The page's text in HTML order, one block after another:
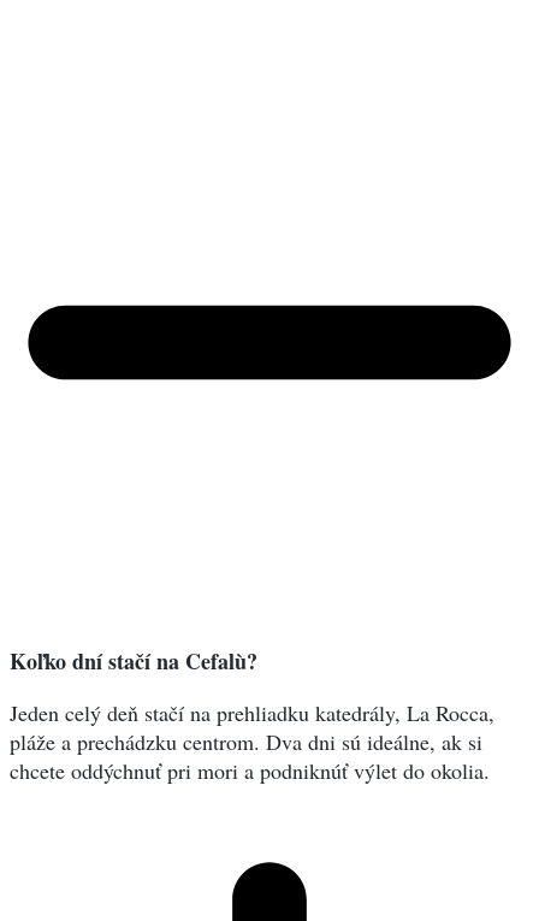
Koľko dní stačí na Cefalù?
Jeden celý deň stačí na prehliadku katedrály, La Rocca,
pláže a prechádzku centrom. Dva dni sú ideálne, ak si
chcete oddýchnuť pri mori a podniknúť výlet do okolia.